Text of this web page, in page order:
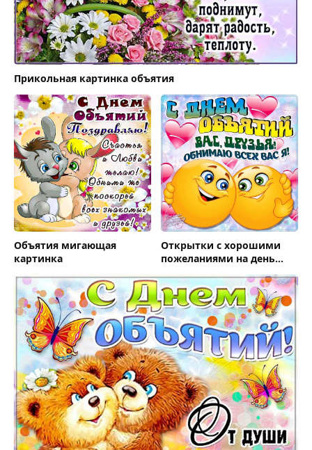
Прикольная картинка объятия
Объятия мигающая
картинка
Открытки с хорошими
пожеланиями на день
обятий